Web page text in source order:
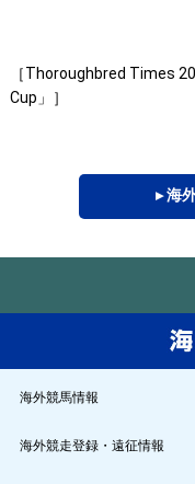
［Thoroughbred Times
Cup」］
▸ 海
海外競馬情報
海外競走登録・遠征情報